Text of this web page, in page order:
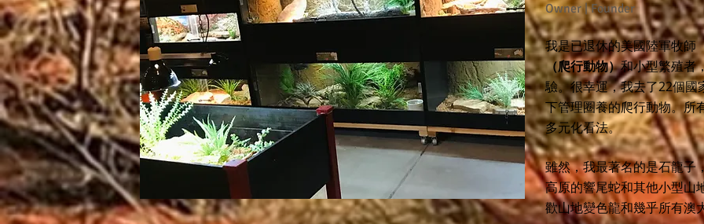
Owner | Founder
我是已退休的美國陸軍牧師
（爬行動物）和小型繁殖者
驗。很幸運，我去了22個國
下管理圈養的爬行動物。所
多元化看法。
雖然，我最著名的是石龍子
高原的響尾蛇和其他小型山
歡山地變色龍和幾乎所有